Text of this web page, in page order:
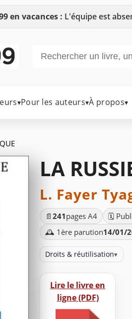
en vacances : L'équipe est
▾Pour les auteurs▾À propos▾
LA
L. Fayer
📄 241pages A4 🗓️
🕰️ 1ère parution14/01/
Droits & réutilisation▾
Lire le livre en
ligne (PDF)